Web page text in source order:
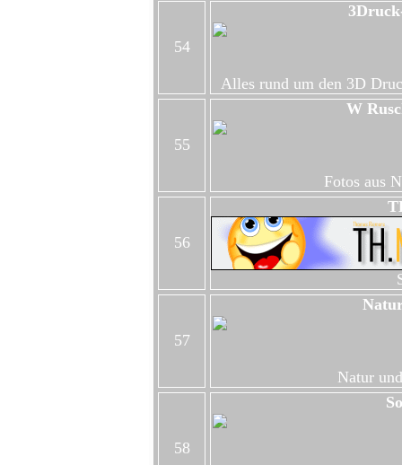
54
Alles rund um den 3D
55
W
Fotos aus
56
57
Natur
58